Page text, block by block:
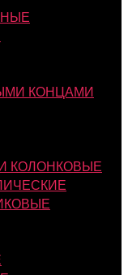
КОНЦАМИ
КОЛОНКОВЫЕ